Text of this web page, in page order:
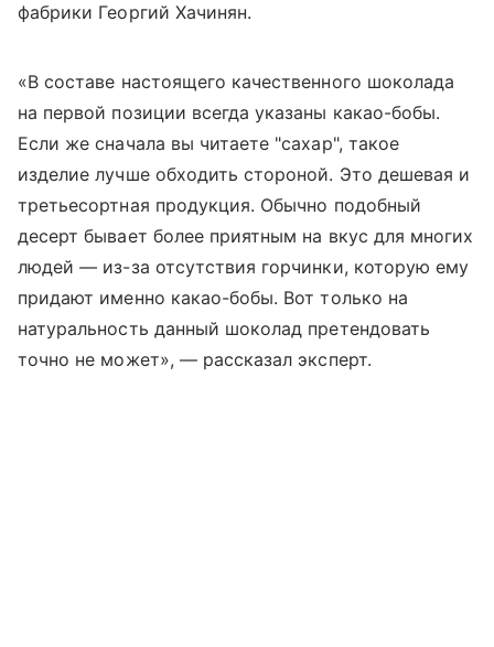
фабрики Георгий Хачинян.
«В составе настоящего качественного шоколада
на первой позиции всегда указаны какао-бобы.
Если же сначала вы читаете "сахар", такое
изделие лучше обходить стороной. Это дешевая и
третьесортная продукция. Обычно подобный
десерт бывает более приятным на вкус для многих
людей — из-за отсутствия горчинки, которую ему
придают именно какао-бобы. Вот только на
натуральность данный шоколад претендовать
точно не может», — рассказал эксперт.